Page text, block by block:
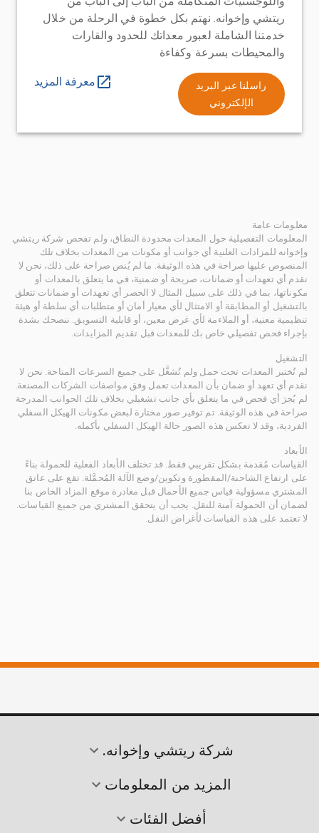
ريتشي وإخوانه. نهتم بكل خطوة في الرحلة من خلال
خدمتنا الشاملة لعبور معداتك للحدود والقارات
والمحيطات بسرعة وكفاءة
راسلنا عبر البريد
الإلكتروني
معرفة المزيد
معلومات عامة
المعلومات التفصيلية حول المعدات محدودة النطاق، ولم تفحص شركة ريتشي
وإخوانه للمزادات العلنية أي جوانب أو مكونات من المعدات بخلاف تلك
المنصوص عليها صراحة في هذه الوثيقة. ما لم يُنص صراحة على ذلك، نحن لا
نقدم أي تعهدات أو ضمانات، صريحة أو ضمنية، في ما يتعلق بالمعدات أو
مكوناتها، بما في ذلك على سبيل المثال لا الحصر أي تعهدات أو ضمانات تتعلق
بالتشغيل أو المطابقة أو الامتثال لأي معيار أمان أو متطلبات أي سلطة أو هيئة
تنظيمية معنية، أو الملاءمة لأي غرض معين، أو قابلية التسويق. ننصحك بشدة
بإجراء فحص تفصيلي خاص بك للمعدات قبل تقديم المزايدات.
التشغيل
لم تُختبر المعدات تحت حمل ولم تُشغَّل على جميع السرعات المتاحة. نحن لا
نقدم أي تعهد أو ضمان بأن المعدات تعمل وفق مواصفات الشركات المصنعة.
لم يُجرَ أي فحص في ما يتعلق بأي جانب تشغيلي بخلاف تلك الجوانب المدرجة
صراحة في هذه الوثيقة. تم توفير صور مختارة لبعض مكونات الهيكل السفلي
الفردية، وقد لا تعكس هذه الصور حالة الهيكل السفلي بأكمله.
الأبعاد
القياسات مُقدمة بشكل تقريبي فقط. قد تختلف الأبعاد الفعلية للحمولة بناءً
على ارتفاع الشاحنة/المقطورة وتكوين/وضع الآلة المُحمَّلة. تقع على عاتق
المشتري مسؤولية قياس جميع الأحمال قبل مغادرة موقع المزاد الخاص بنا
لضمان أن الحمولة آمنة للنقل. يجب أن يتحقق المشتري من جميع القياسات.
لا تعتمد على هذه القياسات لأغراض النقل.
شركة ريتشي وإخوانه.
المزيد من المعلومات
أفضل الفئات